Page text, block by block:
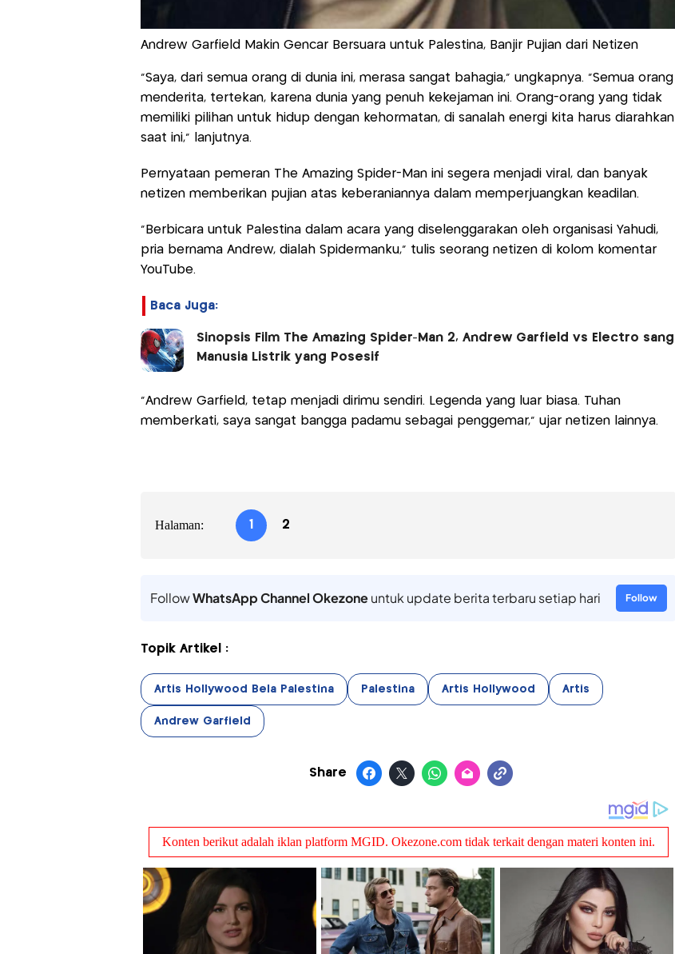
Andrew Garfield Makin Gencar Bersuara untuk Palestina, Banjir Pujian dari Netizen
"Saya, dari semua orang di dunia ini, merasa sangat bahagia," ungkapnya. "Semua orang
menderita, tertekan, karena dunia yang penuh kekejaman ini. Orang-orang yang tidak
memiliki pilihan untuk hidup dengan kehormatan, di sanalah energi kita harus diarahkan
saat ini," lanjutnya.
Pernyataan pemeran The Amazing Spider-Man ini segera menjadi viral, dan banyak
netizen memberikan pujian atas keberaniannya dalam memperjuangkan keadilan.
"Berbicara untuk Palestina dalam acara yang diselenggarakan oleh organisasi Yahudi,
pria bernama Andrew, dialah Spidermanku," tulis seorang netizen di kolom komentar
YouTube.
Baca Juga:
Sinopsis Film The Amazing Spider-Man 2, Andrew Garfield vs Electro sang
Manusia Listrik yang Posesif
"Andrew Garfield, tetap menjadi dirimu sendiri. Legenda yang luar biasa. Tuhan
memberkati, saya sangat bangga padamu sebagai penggemar," ujar netizen lainnya.
Halaman: 1 2
FollowWhatsApp Channel Okezoneuntuk update berita terbaru setiap hari Follow
Topik Artikel :
Artis Hollywood Bela Palestina Palestina Artis Hollywood Artis
Andrew Garfield
Share